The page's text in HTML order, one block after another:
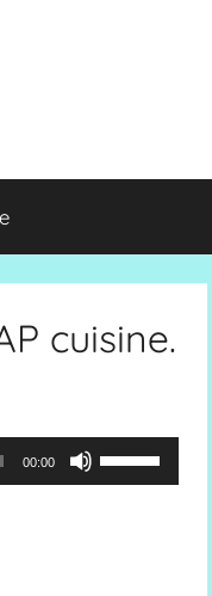
cuisine.
00:00
Utilisez
les